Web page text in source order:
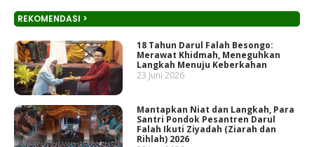
REKOMENDASI >
18 Tahun Darul Falah Besongo:
Merawat Khidmah, Meneguhkan
Langkah Menuju Keberkahan
23 Juni 2026
Mantapkan Niat dan Langkah, Para
Santri Pondok Pesantren Darul
Falah Ikuti Ziyadah (Ziarah dan
Rihlah) 2026